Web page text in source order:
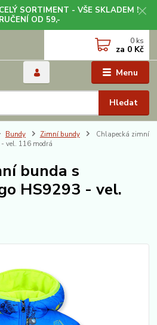
SORTIMENT - VŠE SKLADEM !
OD 59,-
Menu
Hledat
0 ks
za 0 Kč
Bundy Zimní bundy
Chlapecká zimní
vel. 116 modrá
bunda s
HS9293 - vel.